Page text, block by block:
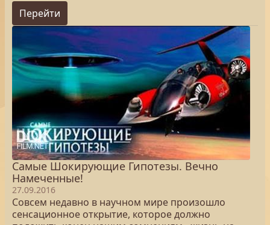
Перейти
Самые Шокирующие Гипотезы. Вечно
Намеченные!
27.09.2016
Совсем недавно в научном мире произошло
сенсационное открытие, которое должно